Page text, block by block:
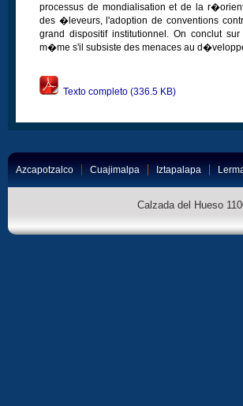
processus de mondialisation et de la
des �leveurs, l'adoption de conventions
grand dispositif institutionnel. On conclut
m�me s'il subsiste des menaces au
Texto completo (336.5 KB)
Azcapotzalco Cuajimalpa Iztapalapa
Calzada del Hueso